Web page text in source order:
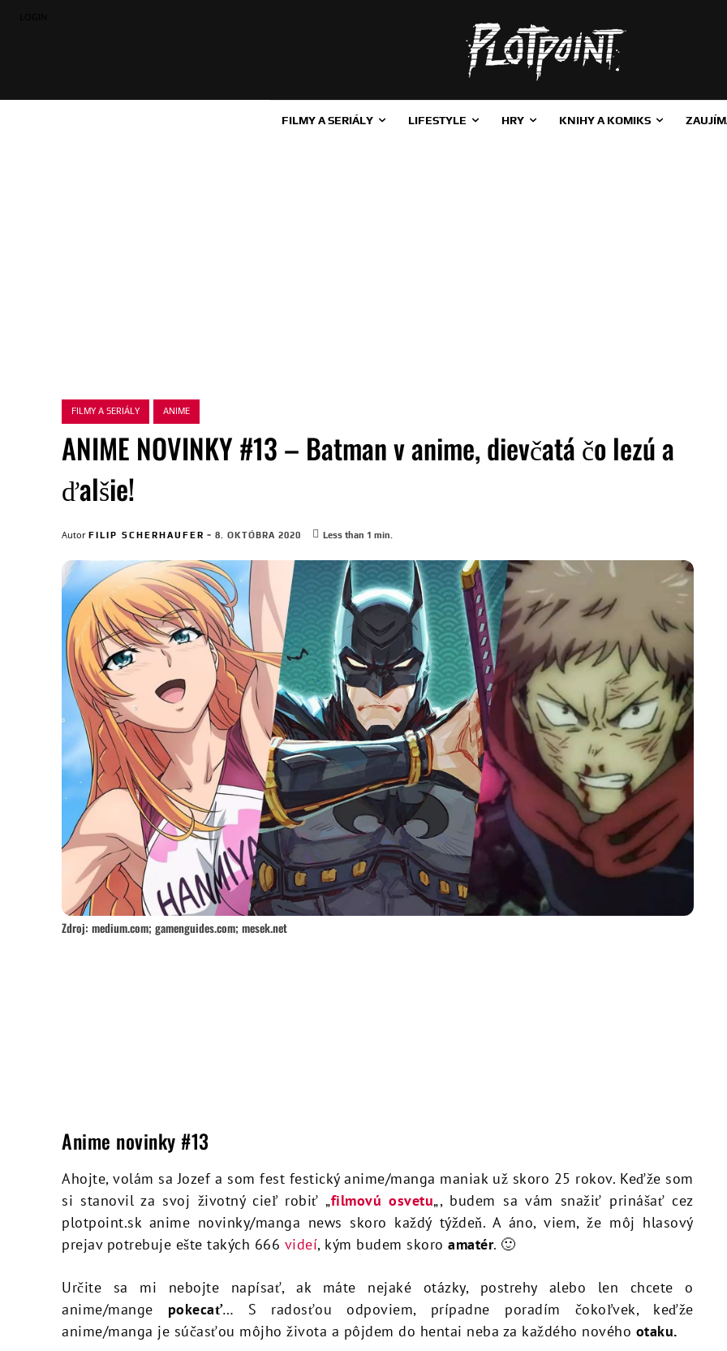
FILMY A SERIÁLY LIFESTYLE HRY KNIHY A KOMIKS
FILMY A SERIÁLY ANIME
ANIME NOVINKY #13 – Batman v anime, dievčatá čo lezú a
ďalšie!
Autor FILIP SCHERHAUFER - 8. OKTÓBRA 2020 Less than 1 min.
Zdroj: medium.com; gamenguides.com; mesek.net
Anime novinky #13
Ahojte, volám sa Jozef a som fest festický anime/manga maniak už skoro 25 rokov. Keďže som
si stanovil za svoj životný cieľ robiť „filmovú osvetu„, budem sa vám snažiť prinášať cez
plotpoint.sk anime novinky/manga news skoro každý týždeň. A áno, viem, že môj hlasový
prejav potrebuje ešte takých 666 videí, kým budem skoro amatér. 🙂
Určite sa mi nebojte napísať, ak máte nejaké otázky, postrehy alebo len chcete o
anime/mange pokecať… S radosťou odpoviem, prípadne poradím čokoľvek, keďže
anime/manga je súčasťou môjho života a pôjdem do hentai neba za každého nového otaku.